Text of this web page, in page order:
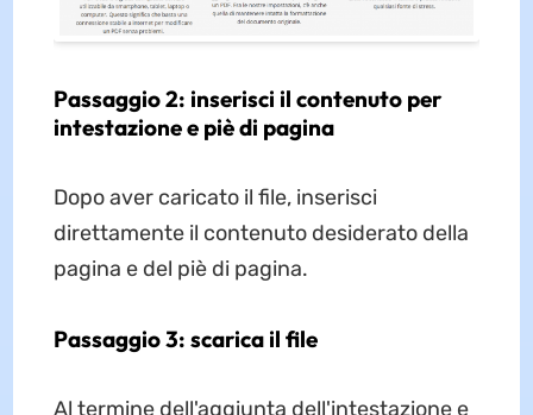
Passaggio 2: inserisci il contenuto per
intestazione e piè di pagina
Dopo aver caricato il file, inserisci
direttamente il contenuto desiderato della
pagina e del piè di pagina.
Passaggio 3: scarica il file
Al termine dell'aggiunta dell'intestazione e